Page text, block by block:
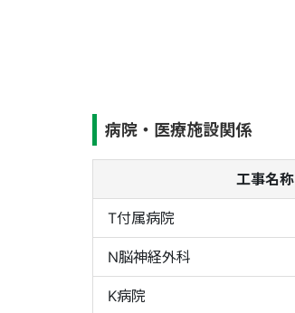
病院・医療施設関係
工事名称
T付属病院
N脳神経外科
K病院